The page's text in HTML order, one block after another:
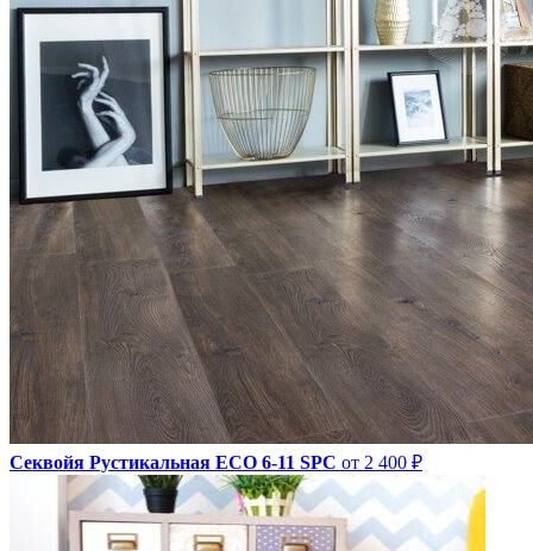
Секвойя Рустикальная ЕСО 6-11 SPC от 2 400 ₽